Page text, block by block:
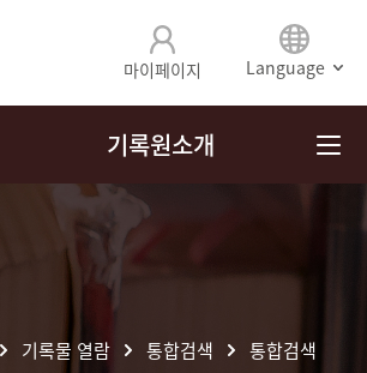
마이페이지 Language
기록원소개
기록물 열람 통합검색 통합검색